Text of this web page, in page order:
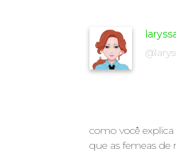
como você
que as femeas de